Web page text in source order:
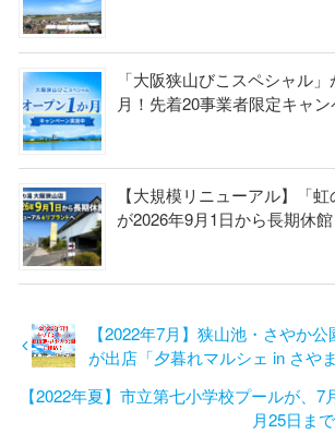
「大阪狭山びこスペシャル
月！先着20事業者限定キャ
【大規模リニューアル】「虹
が2026年9月1日から長期休館
【2022年7月】狭山池・さやか
が出店「夕暮れマルシェ in さやま
【2022年夏】市立第七小学校プールが、7
月25日ま